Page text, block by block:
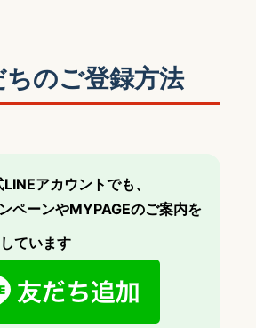
ちのご登録方法
アカウントでも、
ンやMYPAGEのご案内を
しています